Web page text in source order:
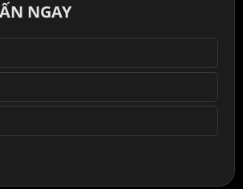
NGAY